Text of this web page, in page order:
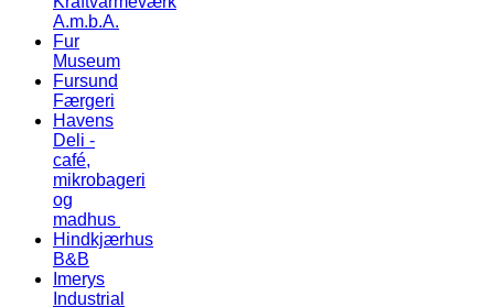
A.m.b.A.
Fur
Museum
Fursund
Færgeri
Havens
Deli -
café,
mikrobageri
og
madhus
Hindkjærhus
B&B
Imerys
Industrial